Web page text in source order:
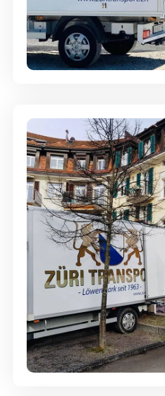
Möbellagerung -
aufbewahrt
Entsorgung &